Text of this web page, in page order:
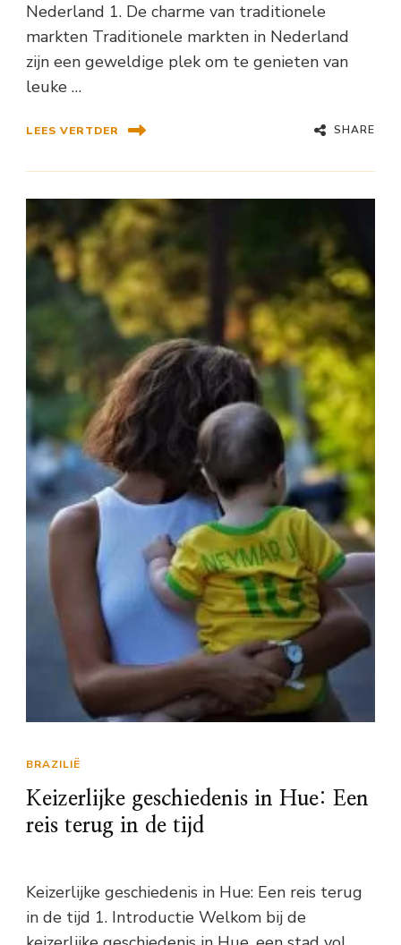
Nederland 1. De charme van traditionele
markten Traditionele markten in Nederland
zijn een geweldige plek om te genieten van
leuke …
LEES VERTDER SHARE
BRAZILIË
Keizerlijke geschiedenis in Hue: Een
reis terug in de tijd
Keizerlijke geschiedenis in Hue: Een reis terug
in de tijd 1. Introductie Welkom bij de